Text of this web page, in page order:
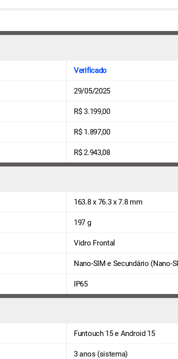
Verificado
29/05/2025
R$ 3.199,00
R$ 1.897,00
R$ 2.943,08
163.8 x 76.3 x 7.8 mm
197 g
Vidro Frontal
Nano-SIM e Secundário (Nano-
IP65
Funtouch 15 e Android 15
3 anos (sistema)